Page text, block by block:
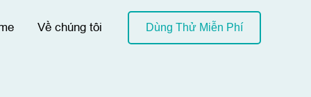
Về chúng tôi Dùng Thử Miễn Phí